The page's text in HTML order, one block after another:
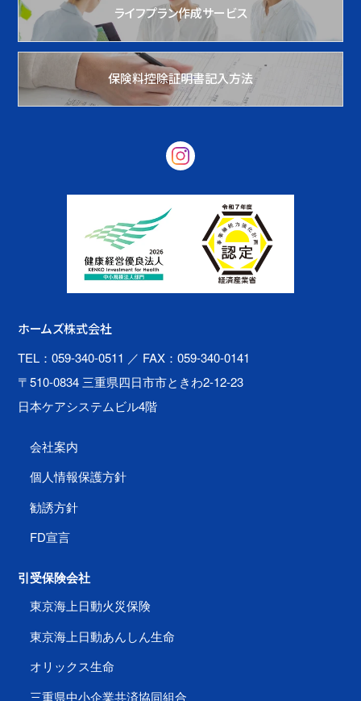
ライフプラン作成サービス
保険料控除証明書記入方法
ホームズ株式会社
TEL：059-340-0511 ／ FAX：059-340-0141
〒510-0834 三重県四日市市ときわ2-12-23
日本ケアシステムビル4階
会社案内
個人情報保護方針
勧誘方針
FD宣言
引受保険会社
東京海上日動火災保険
東京海上日動あんしん生命
オリックス生命
三重県中小企業共済協同組合